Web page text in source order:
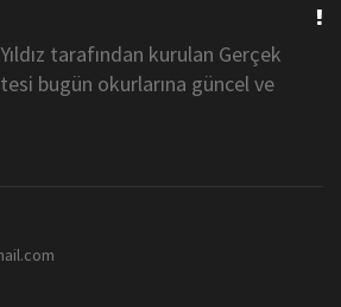
tarafından kurulan Gerçek
bugün okurlarına güncel ve